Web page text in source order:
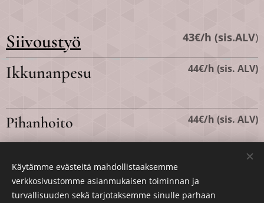
Siivoustyö 43€/h (sis.ALV)
Ikkunanpesu 44€/h (sis. ALV)
Pihanhoito 44€/h (sis. ALV)
Käytämme evästeitä mahdollistaaksemme
verkkosivustomme asianmukaisen toiminnan ja
turvallisuuden sekä tarjotaksemme sinulle parhaan